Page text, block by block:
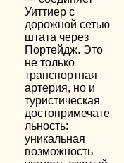
Уиттиер с
дорожной сетью
штата через
Портейдж. Это
не только
транспортная
артерия, но и
туристическая
достопримечате
льность:
уникальная
возможность